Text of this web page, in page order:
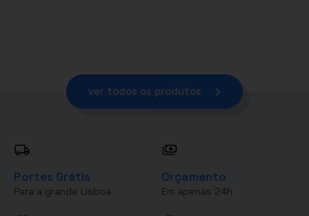
ver todos os produtos
Portes Grátis
Para a grande Lisboa
Orçamento
Em apenas 24h